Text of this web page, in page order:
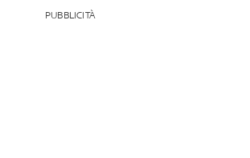
PUBBLICITÀ